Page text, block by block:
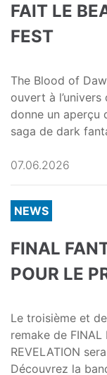
FAIT LE
FEST
The Blood of
ouvert à
donne un aperçu
saga de dark
07.06.2026
NEWS
FINAL
POUR LE
Le troisième et
remake de FINAL
REVELATION
Découvrez la